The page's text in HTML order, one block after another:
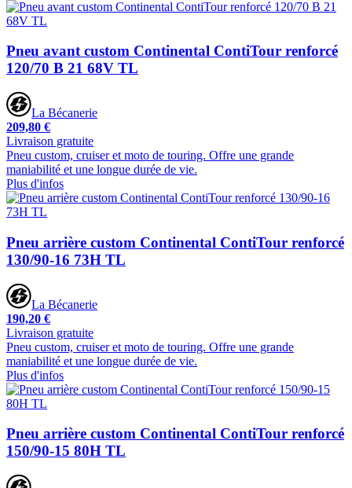
Pneu avant custom Continental ContiTour renforcé
120/70 B 21 68V TL
La Bécanerie
209,80 €
Livraison gratuite
Pneu custom, cruiser et moto de touring. Offre une grande
maniabilité et une longue durée de vie.
Plus d'infos
Pneu arrière custom Continental ContiTour renforcé
130/90-16 73H TL
La Bécanerie
190,20 €
Livraison gratuite
Pneu custom, cruiser et moto de touring. Offre une grande
maniabilité et une longue durée de vie.
Plus d'infos
Pneu arrière custom Continental ContiTour renforcé
150/90-15 80H TL